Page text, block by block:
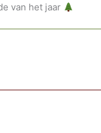
van het jaar